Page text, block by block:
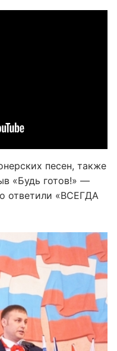
песен, также
«Будь готов!» —
ответили «ВСЕГДА